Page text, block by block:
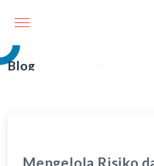
Blog
Mengelola Risiko